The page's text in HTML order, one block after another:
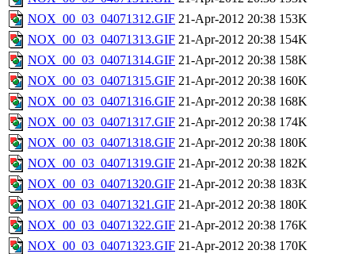
NOX_00_03_04071312.GIF 21-Apr-2012 20:38 153K
NOX_00_03_04071313.GIF 21-Apr-2012 20:38 154K
NOX_00_03_04071314.GIF 21-Apr-2012 20:38 158K
NOX_00_03_04071315.GIF 21-Apr-2012 20:38 160K
NOX_00_03_04071316.GIF 21-Apr-2012 20:38 168K
NOX_00_03_04071317.GIF 21-Apr-2012 20:38 174K
NOX_00_03_04071318.GIF 21-Apr-2012 20:38 180K
NOX_00_03_04071319.GIF 21-Apr-2012 20:38 182K
NOX_00_03_04071320.GIF 21-Apr-2012 20:38 183K
NOX_00_03_04071321.GIF 21-Apr-2012 20:38 180K
NOX_00_03_04071322.GIF 21-Apr-2012 20:38 176K
NOX_00_03_04071323.GIF 21-Apr-2012 20:38 170K